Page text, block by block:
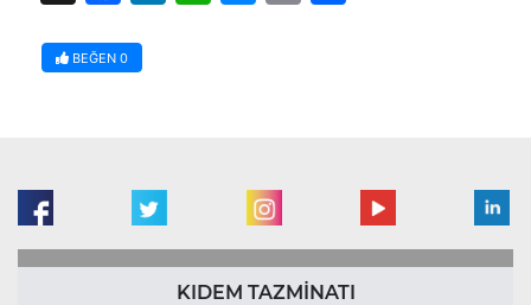
BEĞEN 0
KIDEM TAZMİNATI